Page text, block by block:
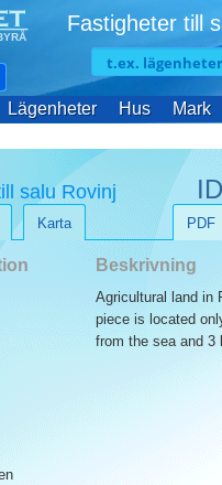
Fastigheter till
Lägenheter Hus Mark
salu Rovinj
Karta PDF
Beskrivning
Agricultural land in
piece is located
from the sea and 3